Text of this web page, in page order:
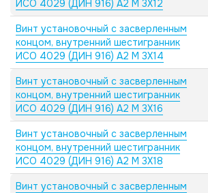
ИСО 4029 (ДИН 916) А2 M 3X12
Винт установочный с засверленным
концом, внутренний шестигранник
ИСО 4029 (ДИН 916) А2 M 3X14
Винт установочный с засверленным
концом, внутренний шестигранник
ИСО 4029 (ДИН 916) А2 M 3X16
Винт установочный с засверленным
концом, внутренний шестигранник
ИСО 4029 (ДИН 916) А2 M 3X18
Винт установочный с засверленным